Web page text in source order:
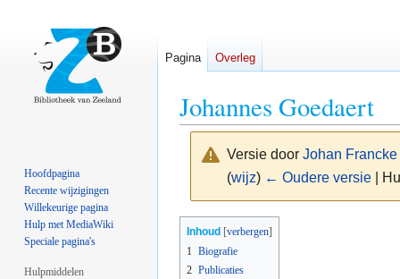
Johannes Goedaert
Versie door Johan Francke
(wijz) ← Oudere versie|
Naar
navigatie
springen
Naar
zoeken
springen
Inhoud
1 Biografie
2 Publicaties
Pagina Overleg
Hoofdpagina
Recente wijzigingen
Willekeurige pagina
Hulp met MediaWiki
Speciale pagina's
Hulpmiddelen